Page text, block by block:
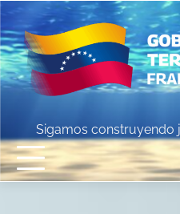
Skip
to
content
Sigamos construyendo